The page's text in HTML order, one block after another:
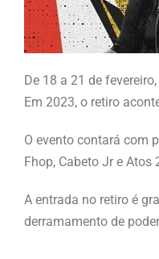
De 18 a 21 de
Em 2023, o retiro
O evento contará com
Fhop, Cabeto Jr e
A entrada no retiro é
derramamento de